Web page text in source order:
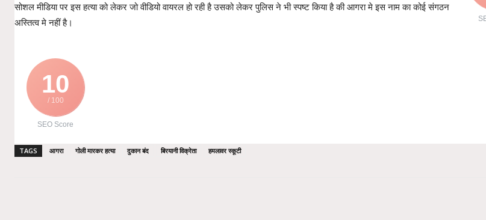
सोशल मीडिया पर इस हत्या को लेकर जो वीडियो वायरल हो रही है उसको लेकर पुलिस ने भी स्पष्ट किया है की आगरा मे इस नाम का कोई संगठन
अस्तित्व मे नहीं है।
10
/ 100
SEO Score
TAGS आगरा गोली मारकर हत्या दुकान बंद बिरयानी विक्रेता हमलावर स्कूटी